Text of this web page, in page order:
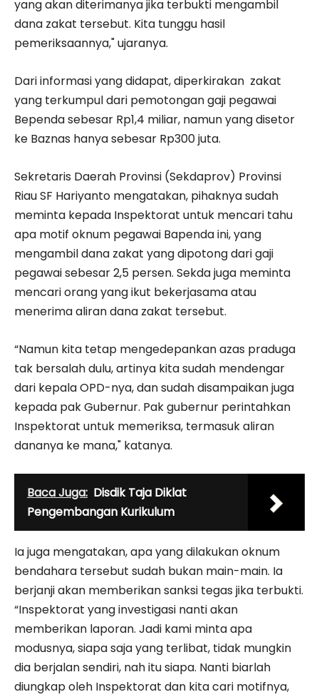
yang akan diterimanya jika terbukti mengambil
dana zakat tersebut. Kita tunggu hasil
pemeriksaannya," ujaranya.
Dari informasi yang didapat, diperkirakan zakat
yang terkumpul dari pemotongan gaji pegawai
Bependa sebesar Rp1,4 miliar, namun yang disetor
ke Baznas hanya sebesar Rp300 juta.
Sekretaris Daerah Provinsi (Sekdaprov) Provinsi
Riau SF Hariyanto mengatakan, pihaknya sudah
meminta kepada Inspektorat untuk mencari tahu
apa motif oknum pegawai Bapenda ini, yang
mengambil dana zakat yang dipotong dari gaji
pegawai sebesar 2,5 persen. Sekda juga meminta
mencari orang yang ikut bekerjasama atau
menerima aliran dana zakat tersebut.
“Namun kita tetap mengedepankan azas praduga
tak bersalah dulu, artinya kita sudah mendengar
dari kepala OPD-nya, dan sudah disampaikan juga
kepada pak Gubernur. Pak gubernur perintahkan
Inspektorat untuk memeriksa, termasuk aliran
dananya ke mana," katanya.
Baca Juga: Disdik Taja Diklat
Pengembangan Kurikulum
Ia juga mengatakan, apa yang dilakukan oknum
bendahara tersebut sudah bukan main-main. Ia
berjanji akan memberikan sanksi tegas jika terbukti.
“Inspektorat yang investigasi nanti akan
memberikan laporan. Jadi kami minta apa
modusnya, siapa saja yang terlibat, tidak mungkin
dia berjalan sendiri, nah itu siapa. Nanti biarlah
diungkap oleh Inspektorat dan kita cari motifnya,